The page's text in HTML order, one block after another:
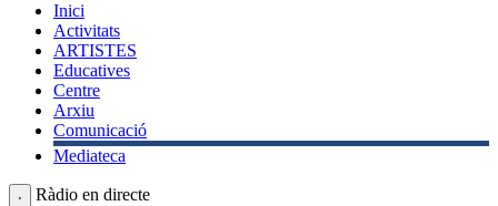
Inici
Activitats
ARTISTES
Educatives
Centre
Arxiu
Comunicació
Mediateca
Ràdio en directe